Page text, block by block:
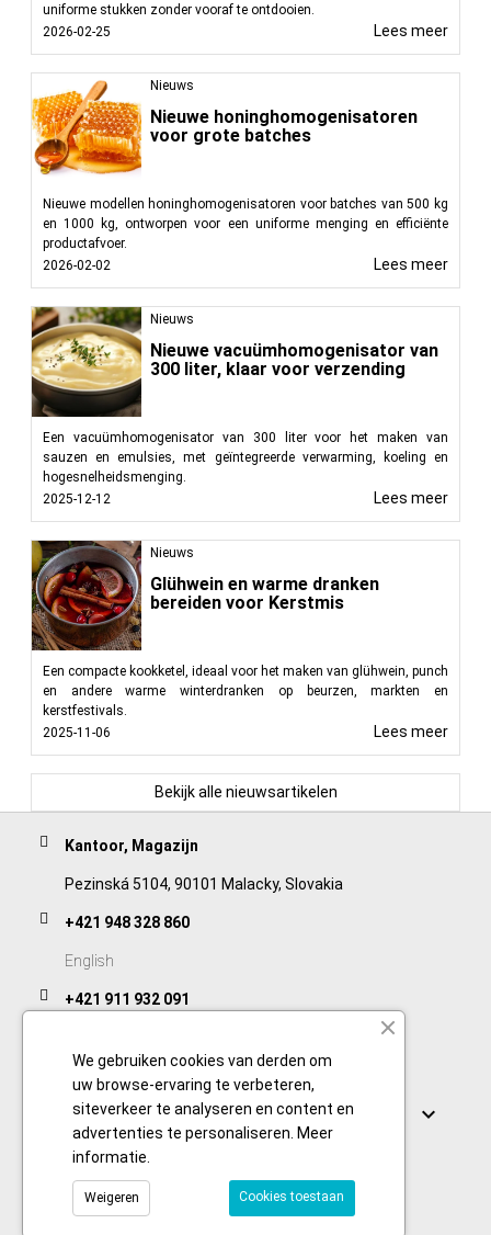
uniforme stukken zonder vooraf te ontdooien.
2026-02-25
Lees meer
Nieuws
Nieuwe honinghomogenisatoren
voor grote batches
Nieuwe modellen honinghomogenisatoren voor batches van 500 kg
en 1000 kg, ontworpen voor een uniforme menging en efficiënte
productafvoer.
2026-02-02
Lees meer
Nieuws
Nieuwe vacuümhomogenisator van
300 liter, klaar voor verzending
Een vacuümhomogenisator van 300 liter voor het maken van
sauzen en emulsies, met geïntegreerde verwarming, koeling en
hogesnelheidsmenging.
2025-12-12
Lees meer
Nieuws
Glühwein en warme dranken
bereiden voor Kerstmis
Een compacte kookketel, ideaal voor het maken van glühwein, punch
en andere warme winterdranken op beurzen, markten en
kerstfestivals.
2025-11-06
Lees meer
Bekijk alle nieuwsartikelen
Kantoor, Magazijn
Pezinská 5104, 90101 Malacky, Slovakia
+421 948 328 860
English
+421 911 932 091
Links 
We gebruiken cookies van derden om
uw browse-ervaring te verbeteren,
siteverkeer te analyseren en content en
advertenties te personaliseren. Meer
informatie
Cookies toestaan
Weigeren